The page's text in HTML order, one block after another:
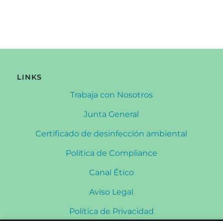
LINKS
Trabaja con Nosotros
Junta General
Certificado de desinfección ambiental
Política de Compliance
Canal Ético
Aviso Legal
Política de Privacidad